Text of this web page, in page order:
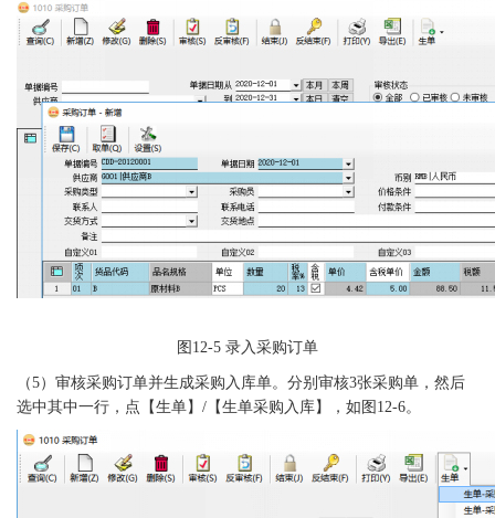
图 12-5 录入采购订单
（5） 审核采购订单并生成采购入库单。分别审核3张采购单，然后
选中其中一行，点【生单】/【生单采购入库】，如图12-6。